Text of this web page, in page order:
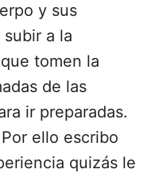
y sus
a la
tomen la
de las
ir preparadas.
ello escribo
quizás le